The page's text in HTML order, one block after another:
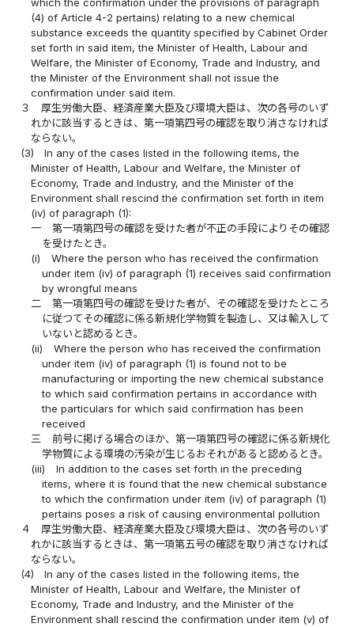
(4) of Article 4-2 pertains) relating to a new chemical
substance exceeds the quantity specified by Cabinet Order
set forth in said item, the Minister of Health, Labour and
Welfare, the Minister of Economy, Trade and Industry, and
the Minister of the Environment shall not issue the
confirmation under said item.
３
厚生労働大臣、経済産業大臣及び環境大臣は、次の各号のいず
れかに該当するときは、第一項第四号の確認を取り消さなければ
ならない。
(3)
In any of the cases listed in the following items, the
Minister of Health, Labour and Welfare, the Minister of
Economy, Trade and Industry, and the Minister of the
Environment shall rescind the confirmation set forth in item
(iv) of paragraph (1):
一
第一項第四号の確認を受けた者が不正の手段によりその確認
を受けたとき。
(i)
Where the person who has received the confirmation
under item (iv) of paragraph (1) receives said confirmation
by wrongful means
二
第一項第四号の確認を受けた者が、その確認を受けたところ
に従つてその確認に係る新規化学物質を製造し、又は輸入して
いないと認めるとき。
(ii)
Where the person who has received the confirmation
under item (iv) of paragraph (1) is found not to be
manufacturing or importing the new chemical substance
to which said confirmation pertains in accordance with
the particulars for which said confirmation has been
received
三
前号に掲げる場合のほか、第一項第四号の確認に係る新規化
学物質による環境の汚染が生じるおそれがあると認めるとき。
(iii)
In addition to the cases set forth in the preceding
items, where it is found that the new chemical substance
to which the confirmation under item (iv) of paragraph (1)
pertains poses a risk of causing environmental pollution
４
厚生労働大臣、経済産業大臣及び環境大臣は、次の各号のいず
れかに該当するときは、第一項第五号の確認を取り消さなければ
ならない。
(4)
In any of the cases listed in the following items, the
Minister of Health, Labour and Welfare, the Minister of
Economy, Trade and Industry, and the Minister of the
Environment shall rescind the confirmation under item (v) of